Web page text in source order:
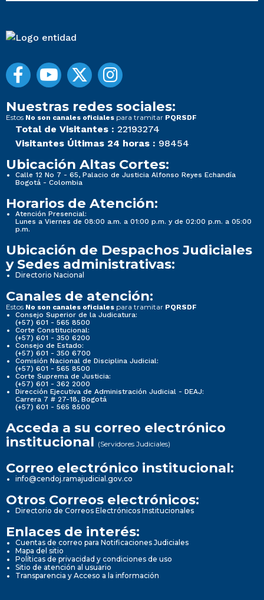
Nuestras redes sociales:
Estos No son canales oficiales para tramitar PQRSDF
Total de Visitantes : 22193274
Visitantes Últimas 24 horas : 98454
Ubicación Altas Cortes:
Calle 12 No 7 - 65, Palacio de Justicia Alfonso Reyes Echandía
Bogotá - Colombia
Horarios de Atención:
Atención Presencial:
Lunes a Viernes de 08:00 a.m. a 01:00 p.m. y de 02:00 p.m. a 05:00
p.m.
Ubicación de Despachos Judiciales
y Sedes administrativas:
Directorio Nacional
Canales de atención:
Estos No son canales oficiales para tramitar PQRSDF
Consejo Superior de la Judicatura:
(+57) 601 - 565 8500
Corte Constitucional:
(+57) 601 - 350 6200
Consejo de Estado:
(+57) 601 - 350 6700
Comisión Nacional de Disciplina Judicial:
(+57) 601 - 565 8500
Corte Suprema de Justicia:
(+57) 601 - 362 2000
Dirección Ejecutiva de Administración Judicial - DEAJ:
Carrera 7 # 27-18, Bogotá
(+57) 601 - 565 8500
Acceda a su correo electrónico
institucional (Servidores Judiciales)
Correo electrónico institucional:
info@cendoj.ramajudicial.gov.co
Otros Correos electrónicos:
Directorio de Correos Electrónicos Institucionales
Enlaces de interés:
Cuentas de correo para Notificaciones Judiciales
Mapa del sitio
Políticas de privacidad y condiciones de uso
Sitio de atención al usuario
Transparencia y Acceso a la información